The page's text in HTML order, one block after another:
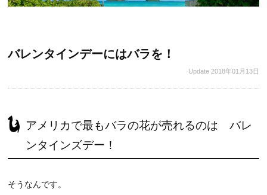
バレンタインデーにはバラを！
Update 2018年01月13日
アメリカで最もバラの花が売れるのは バレ
ンタインズデー！
そうなんです。